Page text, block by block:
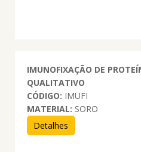
IMUNOFIXAÇÃO DE
QUALITATIVO
CÓDIGO: IMUFI
MATERIAL: SORO
Detalhes